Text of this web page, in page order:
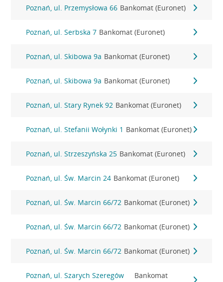
Poznań, ul. Przemysłowa 66 Bankomat (Euronet)
Poznań, ul. Serbska 7 Bankomat (Euronet)
Poznań, ul. Skibowa 9a Bankomat (Euronet)
Poznań, ul. Skibowa 9a Bankomat (Euronet)
Poznań, ul. Stary Rynek 92 Bankomat (Euronet)
Poznań, ul. Stefanii Wołynki 1 Bankomat (Euronet)
Poznań, ul. Strzeszyńska 25 Bankomat (Euronet)
Poznań, ul. Św. Marcin 24 Bankomat (Euronet)
Poznań, ul. Św. Marcin 66/72 Bankomat (Euronet)
Poznań, ul. Św. Marcin 66/72 Bankomat (Euronet)
Poznań, ul. Św. Marcin 66/72 Bankomat (Euronet)
Poznań, ul. Szarych Szeregów
Bankomat